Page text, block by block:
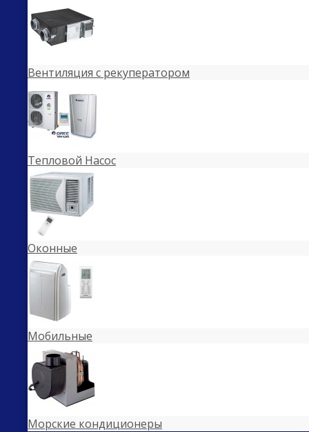
Вентиляция с рекуператором
Тепловой Насос
Оконные
Мобильные
Морские кондиционеры